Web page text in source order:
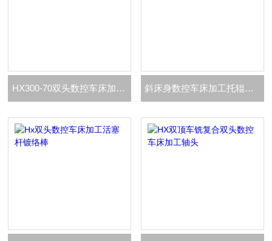
HX300-70双头数控车床加工电机轴 斜床身数控车床加工托辊管车铣复合